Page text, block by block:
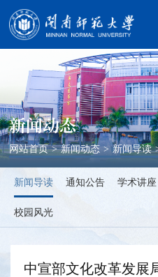
新闻动态
网站首页 > 新闻动态 > 新闻导读
新闻导读 通知公告 学术讲座
校园风光
中宣部文化改革发展